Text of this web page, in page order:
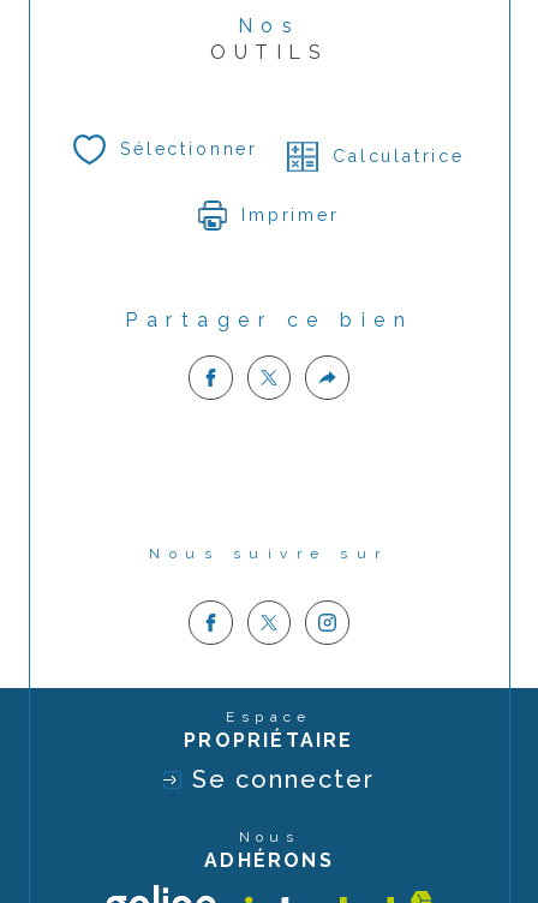
Nos
OUTILS
Sélectionner Calculatrice
Imprimer
Partager ce bien
Nous suivre sur
Espace
PROPRIÉTAIRE
Se connecter
Nous
ADHÉRONS